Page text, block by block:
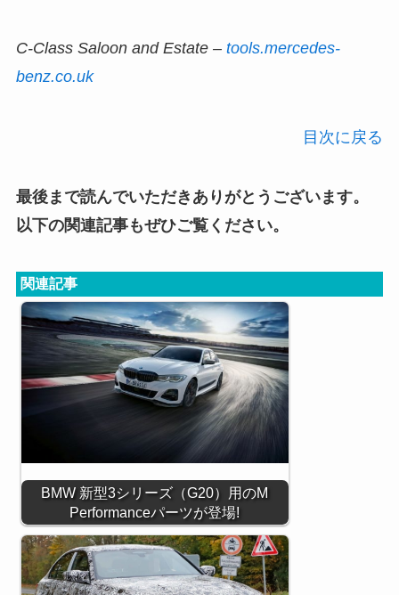
C-Class Saloon and Estate – tools.mercedes-
benz.co.uk
目次に戻る
最後まで読んでいただきありがとうございます。
以下の関連記事もぜひご覧ください。
関連記事
BMW 新型3シリーズ（G20）用のM
Performanceパーツが登場!